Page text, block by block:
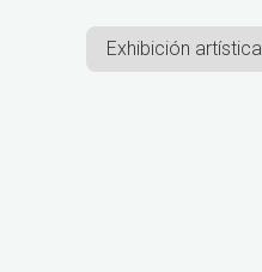
Exhibición artística